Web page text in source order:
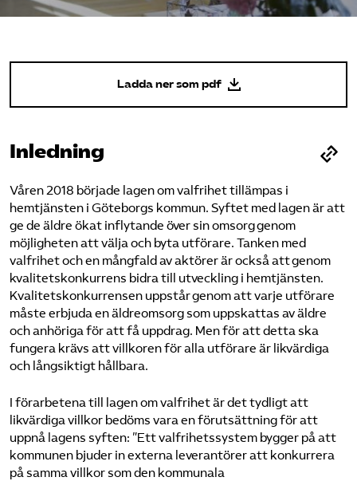
Sök på vardforetagarna.se
Press
In English
Inledning
Våren 2018 började lagen om valfrihet tillämpas i
hemtjänsten i Göteborgs kommun. Syftet med lagen är att
ge de äldre ökat inflytande över sin omsorg genom
möjligheten att välja och byta utförare. Tanken med
valfrihet och en mångfald av aktörer är också att genom
kvalitetskonkurrens bidra till utveckling i hemtjänsten.
Kvalitetskonkurrensen uppstår genom att varje utförare
måste erbjuda en äldreomsorg som uppskattas av äldre
och anhöriga för att få uppdrag. Men för att detta ska
fungera krävs att villkoren för alla utförare är likvärdiga
och långsiktigt hållbara.
I förarbetena till lagen om valfrihet är det tydligt att
likvärdiga villkor bedöms vara en förutsättning för att
uppnå lagens syften: ”Ett valfrihetssystem bygger på att
kommunen bjuder in externa leverantörer att konkurrera
på samma villkor som den kommunala
Ladda ner som pdf